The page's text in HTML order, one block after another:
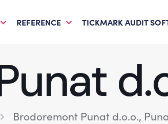
REFERENCE TICKMARK AUDIT
Brodoremont Punat d.o.o.,